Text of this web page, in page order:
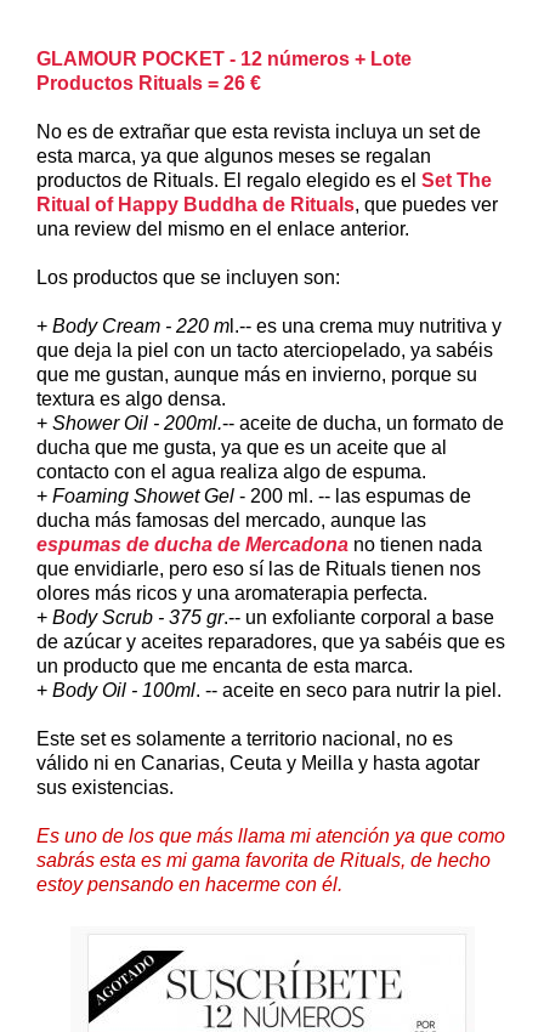
GLAMOUR POCKET - 12 números + Lote
Productos Rituals = 26 €
No es de extrañar que esta revista incluya un set de
esta marca, ya que algunos meses se regalan
productos de Rituals. El regalo elegido es el Set The
Ritual of Happy Buddha de Rituals, que puedes ver
una review del mismo en el enlace anterior.
Los productos que se incluyen son:
+ Body Cream - 220 m l.-- es una crema muy nutritiva y
que deja la piel con un tacto aterciopelado, ya sabéis
que me gustan, aunque más en invierno, porque su
textura es algo densa.
+ Shower Oil - 200ml.-- aceite de ducha, un formato de
ducha que me gusta, ya que es un aceite que al
contacto con el agua realiza algo de espuma.
+ Foaming Showet Gel - 200 ml. -- las espumas de
ducha más famosas del mercado, aunque las
espumas de ducha de Mercadona no tienen nada
que envidiarle, pero eso sí las de Rituals tienen nos
olores más ricos y una aromaterapia perfecta.
+ Body Scrub - 375 gr.-- un exfoliante corporal a base
de azúcar y aceites reparadores, que ya sabéis que es
un producto que me encanta de esta marca.
+ Body Oil - 100ml. -- aceite en seco para nutrir la piel.
Este set es solamente a territorio nacional, no es
válido ni en Canarias, Ceuta y Meilla y hasta agotar
sus existencias.
Es uno de los que más llama mi atención ya que como
sabrás esta es mi gama favorita de Rituals, de hecho
estoy pensando en hacerme con él.